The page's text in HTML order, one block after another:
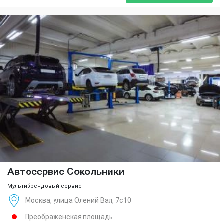
Автосервис Сокольники
Мультибрендовый сервис
Москва, улица Олений Вал, 7с10
Преображенская площадь